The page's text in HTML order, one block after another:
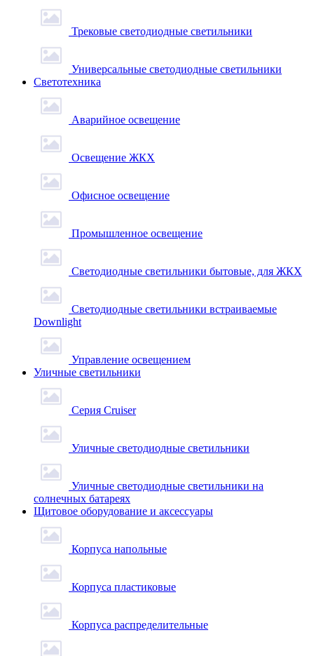
Трековые светодиодные светильники
Универсальные светодиодные светильники
Светотехника
Аварийное освещение
Освещение ЖКХ
Офисное освещение
Промышленное освещение
Светодиодные светильники бытовые, для ЖКХ
Светодиодные светильники встраиваемые
Downlight
Управление освещением
Уличные светильники
Серия Cruiser
Уличные светодиодные светильники
Уличные светодиодные светильники на
солнечных батареях
Щитовое оборудование и аксессуары
Корпуса напольные
Корпуса пластиковые
Корпуса распределительные